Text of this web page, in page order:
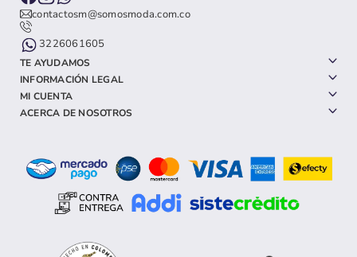
contactosm@somosmoda.com.co
3226061605
TE AYUDAMOS
INFORMACIÓN LEGAL
MI CUENTA
ACERCA DE NOSOTROS